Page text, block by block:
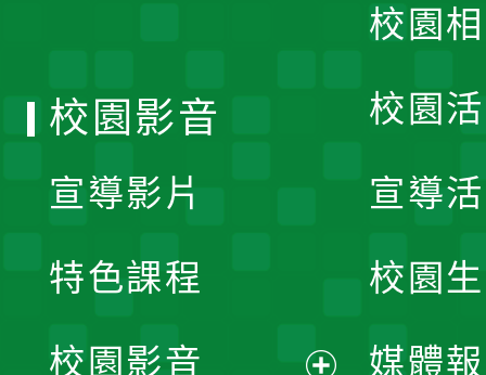
校園
校園
宣導
校園
媒體
校園影音
宣導影片
特色課程
校園影音